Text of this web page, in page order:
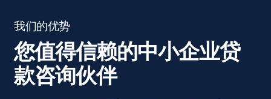
我们的优势
您值得信赖的中小企业贷
款咨询伙伴